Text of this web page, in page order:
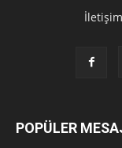
POPÜLER